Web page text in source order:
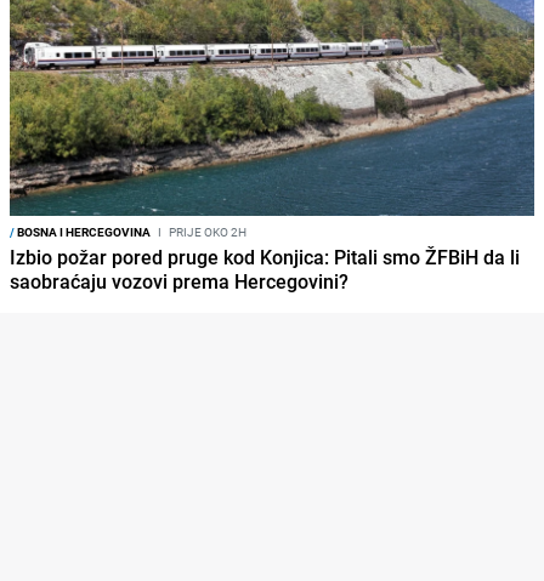
/BOSNA I HERCEGOVINA I PRIJE OKO 2H
Izbio požar pored pruge kod Konjica: Pitali smo ŽFBiH da li
saobraćaju vozovi prema Hercegovini?